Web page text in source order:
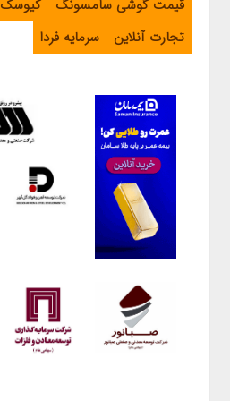
قیمت گوشی سامسونگ
تجارت آنلاین
سرمایه فردا